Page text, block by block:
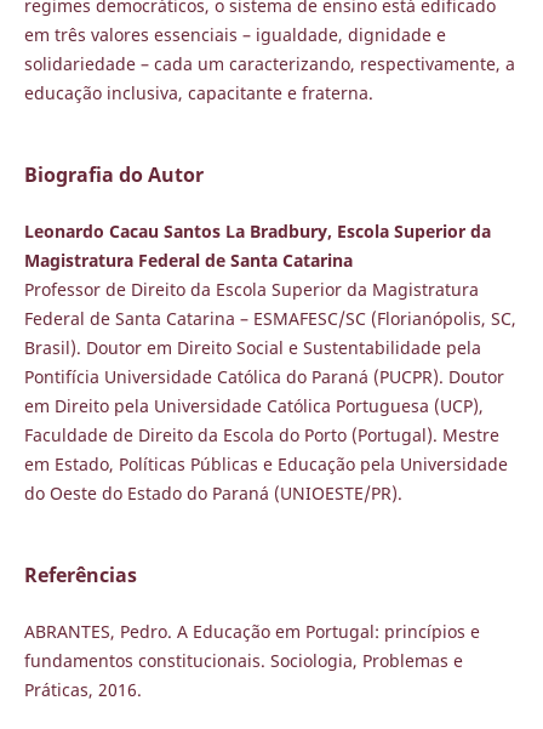
regimes democráticos, o sistema de ensino está edificado
em três valores essenciais – igualdade, dignidade e
solidariedade – cada um caracterizando, respectivamente, a
educação inclusiva, capacitante e fraterna.
Biografia do Autor
Leonardo Cacau Santos La Bradbury, Escola Superior da
Magistratura Federal de Santa Catarina
Professor de Direito da Escola Superior da Magistratura
Federal de Santa Catarina – ESMAFESC/SC (Florianópolis, SC,
Brasil). Doutor em Direito Social e Sustentabilidade pela
Pontifícia Universidade Católica do Paraná (PUCPR). Doutor
em Direito pela Universidade Católica Portuguesa (UCP),
Faculdade de Direito da Escola do Porto (Portugal). Mestre
em Estado, Políticas Públicas e Educação pela Universidade
do Oeste do Estado do Paraná (UNIOESTE/PR).
Referências
ABRANTES, Pedro. A Educação em Portugal: princípios e
fundamentos constitucionais. Sociologia, Problemas e
Práticas, 2016.